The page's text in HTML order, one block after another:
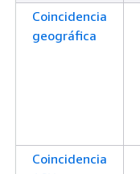
Coincidencia
geográfica
Coincidencia